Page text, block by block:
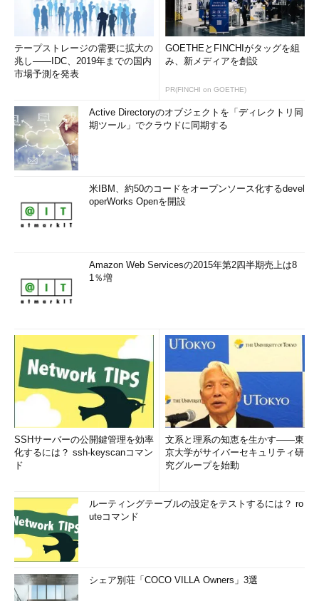
さらに、以下のコマンドを実行すると、Windows Defenderに
関連するログファイルやイベントログを
「%PROGRAMDATA%\Microsoft\Windows Defender\Support」
フォルダーに収集することが可能です。
MpCmdRun -GetFiles
Windows PowerShellを使用して定義ファイルの更新とクイッ
クスキャンを実行するには、Windows PowerShellプロンプトを
Get-Help コマンドレット名
」を実行して確認して
ください。
Start-MpScan
Windows 8／8.1のWindows DefenderやWindows 10 Technical
PreviewのWindows Defenderとは異なり、Windows Server
Technical Previewはリアルタイム保護やスキャンで検出したマ
ルウエアに関して、Windows Defender自身がGUIによる通知
（トースト通知やタスクトレイメッセージ）をしたり、ユーザー
の操作を求めたりすることはありません（
画面4）。既定の設定
に従って、自動的に駆除しようとします。この動作は、Windows
DefenderのGUIをインストールしている場合も同様です。
テープストレージの需要に拡大の
兆し――IDC、2019年までの国内
市場予測を発表
GOETHEとFINCHIがタッグを組
み、新メディアを創設
PR(FINCHI on GOETHE)
Active Directoryのオブジェクトを「ディレクトリ同
期ツール」でクラウドに同期する
米IBM、約50のコードをオープンソース化するdevel
operWorks Openを開設
Amazon Web Servicesの2015年第2四半期売上は8
1％増
SSHサーバーの公開鍵管理を効率
化するには？ ssh-keyscanコマン
ド
文系と理系の知恵を生かす――東
京大学がサイバーセキュリティ研
究グループを始動
ルーティングテーブルの設定をテストするには？ ro
uteコマンド
シェア別荘「COCO VILLA Owners」3選